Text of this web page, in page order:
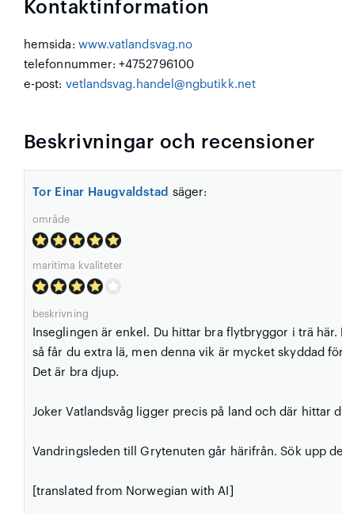
Kontaktinformation
hemsida: www.vatlandsvag.no
telefonnummer: +4752796100
e-post: vetlandsvag.handel@ngbutikk.net
Beskrivningar och recensioner
Tor Einar Haugvaldstad säger:
område
maritima kvaliteter
beskrivning
Inseglingen är enkel. Du hittar bra flytbryggor i trä
så får du extra lä, men denna vik är mycket skyddad
Det är bra djup.
Joker Vatlandsvåg ligger precis på land och där hittar
Vandringsleden till Grytenuten går härifrån. Sök upp
[translated from Norwegian with AI]